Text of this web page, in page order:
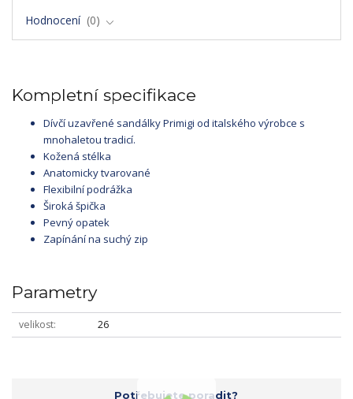
Hodnocení
0
Kompletní specifikace
Dívčí uzavřené sandálky Primigi od italského výrobce s
mnohaletou tradicí.
Kožená stélka
Anatomicky tvarované
Flexibilní podrážka
Široká špička
Pevný opatek
Zapínání na suchý zip
Parametry
velikost 26
Potřebujete poradit?